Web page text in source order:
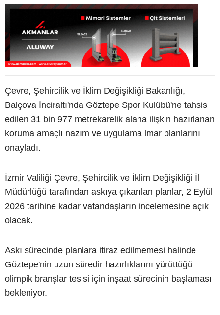
Çevre, Şehircilik ve İklim Değişikliği Bakanlığı,
Balçova İnciraltı'nda Göztepe Spor Kulübü'ne tahsis
edilen 31 bin 977 metrekarelik alana ilişkin hazırlanan
koruma amaçlı nazım ve uygulama imar planlarını
onayladı.
İzmir Valiliği Çevre, Şehircilik ve İklim Değişikliği İl
Müdürlüğü tarafından askıya çıkarılan planlar, 2 Eylül
2026 tarihine kadar vatandaşların incelemesine açık
olacak.
Askı sürecinde planlara itiraz edilmemesi halinde
Göztepe'nin uzun süredir hazırlıklarını yürüttüğü
olimpik branşlar tesisi için inşaat sürecinin başlaması
bekleniyor.